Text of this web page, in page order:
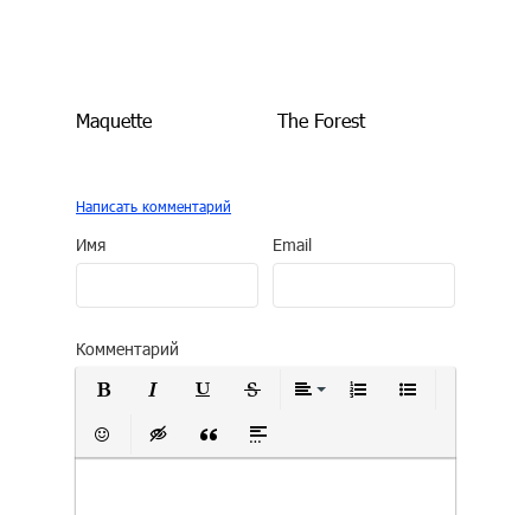
Maquette The Forest
Написать комментарий
Имя Email
Комментарий
Полужирный
Вставить смайлик
Вставка скрытого текста
Вставка цитаты
Вставка спойлера